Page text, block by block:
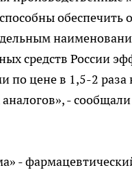
обеспечить
средств России
по цене в 1,5-2 раза
- сообщали
-